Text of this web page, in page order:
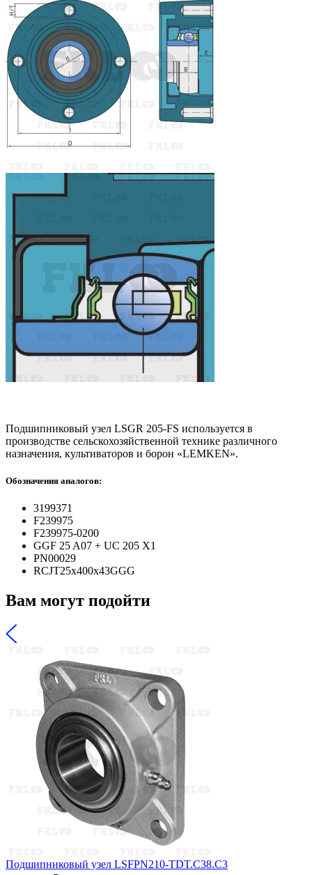
Подшипниковый узел LSGR 205-FS используется в
производстве сельскохозяйственной технике различного
назначения, культиваторов и борон «LEMKEN».
Обозначения аналогов:
3199371
F239975
F239975-0200
GGF 25 A07 + UC 205 X1
PN00029
RCJT25x400x43GGG
Вам могут подойти
Подшипниковый узел LSFPN210-TDT.C38.C3